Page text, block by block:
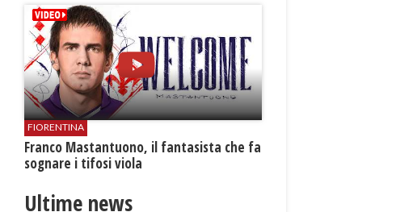
FIORENTINA
Franco Mastantuono, il fantasista che fa
sognare i tifosi viola
Ultime news